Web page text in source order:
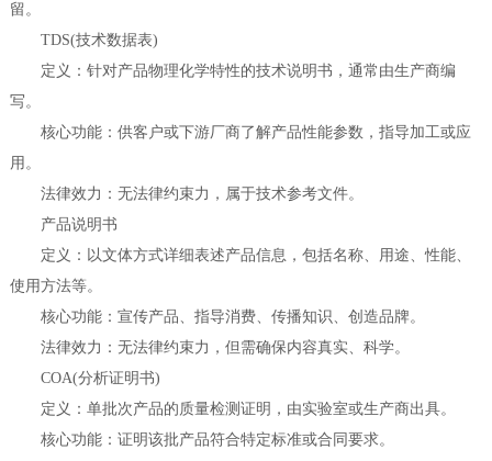
留。
TDS(技术数据表)
定义：针对产品物理化学特性的技术说明书，通常由生产商编
写。
核心功能：供客户或下游厂商了解产品性能参数，指导加工或应
用。
法律效力：无法律约束力，属于技术参考文件。
产品说明书
定义：以文体方式详细表述产品信息，包括名称、用途、性能、
使用方法等。
核心功能：宣传产品、指导消费、传播知识、创造品牌。
法律效力：无法律约束力，但需确保内容真实、科学。
COA(分析证明书)
定义：单批次产品的质量检测证明，由实验室或生产商出具。
核心功能：证明该批产品符合特定标准或合同要求。